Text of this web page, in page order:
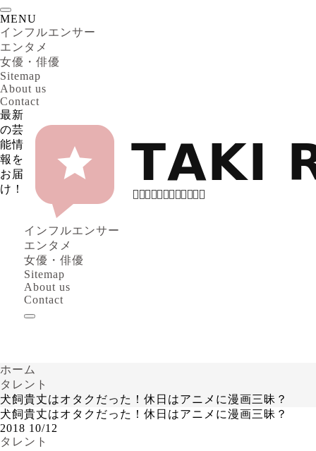
MENU
インフルエンサー
エンタメ
女優・俳優
Sitemap
About us
Contact
最新
の芸
能情
報を
お届
け！
インフルエンサー
エンタメ
女優・俳優
Sitemap
About us
Contact
ホーム
タレント
犬飼貴丈はオタクだった！休日はアニメに漫画三昧？
犬飼貴丈はオタクだった！休日はアニメに漫画三昧？
2018 10/12
タレント